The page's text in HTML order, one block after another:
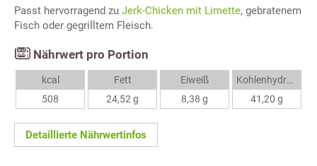
Passt hervorragend zu Jerk-Chicken mit Limette, gebratenem
Fisch oder gegrilltem Fleisch.
Nährwert pro Portion
kcal
508
Fett
24,52 g
Eiweiß
8,38 g
Kohlenhydrate
41,20 g
Detaillierte Nährwertinfos